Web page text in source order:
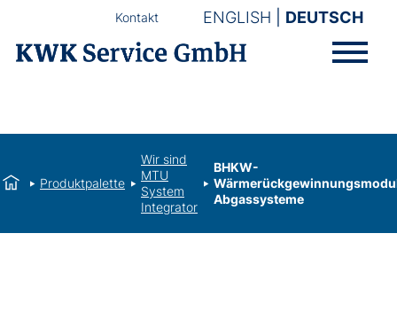
ENGLISH DEUTSCH
Kontakt
Produktpalette
Wir sind
MTU
System
Integrator
BHKW-
Abgassysteme